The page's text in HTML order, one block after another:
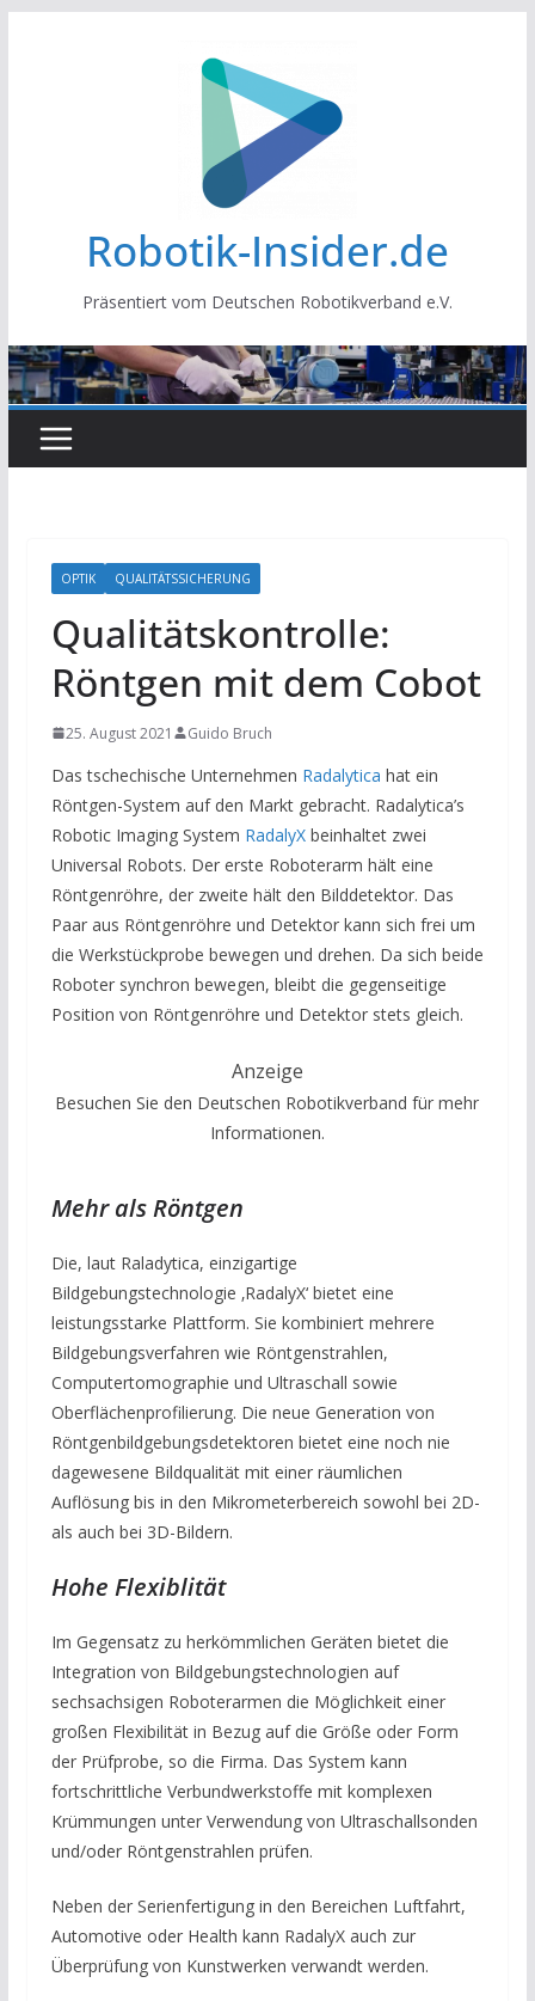
Robotik-Insider.de
Präsentiert vom Deutschen Robotikverband e.V.
OPTIK QUALITÄTSSICHERUNG
Qualitätskontrolle:
Röntgen mit dem Cobot
25. August 2021 Guido Bruch
Das tschechische Unternehmen Radalytica hat ein
Röntgen-System auf den Markt gebracht. Radalytica’s
Robotic Imaging System RadalyXbeinhaltet zwei
Universal Robots. Der erste Roboterarm hält eine
Röntgenröhre, der zweite hält den Bilddetektor. Das
Paar aus Röntgenröhre und Detektor kann sich frei um
die Werkstückprobe bewegen und drehen. Da sich beide
Roboter synchron bewegen, bleibt die gegenseitige
Position von Röntgenröhre und Detektor stets gleich.
Anzeige
Besuchen Sie den Deutschen Robotikverband für mehr
Informationen.
Mehr als Röntgen
Die, laut Raladytica, einzigartige
Bildgebungstechnologie ‚RadalyX‘ bietet eine
leistungsstarke Plattform. Sie kombiniert mehrere
Bildgebungsverfahren wie Röntgenstrahlen,
Computertomographie und Ultraschall sowie
Oberflächenprofilierung. Die neue Generation von
Röntgenbildgebungsdetektoren bietet eine noch nie
dagewesene Bildqualität mit einer räumlichen
Auflösung bis in den Mikrometerbereich sowohl bei 2D-
als auch bei 3D-Bildern.
Hohe Flexiblität
Im Gegensatz zu herkömmlichen Geräten bietet die
Integration von Bildgebungstechnologien auf
sechsachsigen Roboterarmen die Möglichkeit einer
großen Flexibilität in Bezug auf die Größe oder Form
der Prüfprobe, so die Firma. Das System kann
fortschrittliche Verbundwerkstoffe mit komplexen
Krümmungen unter Verwendung von Ultraschallsonden
und/oder Röntgenstrahlen prüfen.
Neben der Serienfertigung in den Bereichen Luftfahrt,
Automotive oder Health kann RadalyX auch zur
Überprüfung von Kunstwerken verwandt werden.